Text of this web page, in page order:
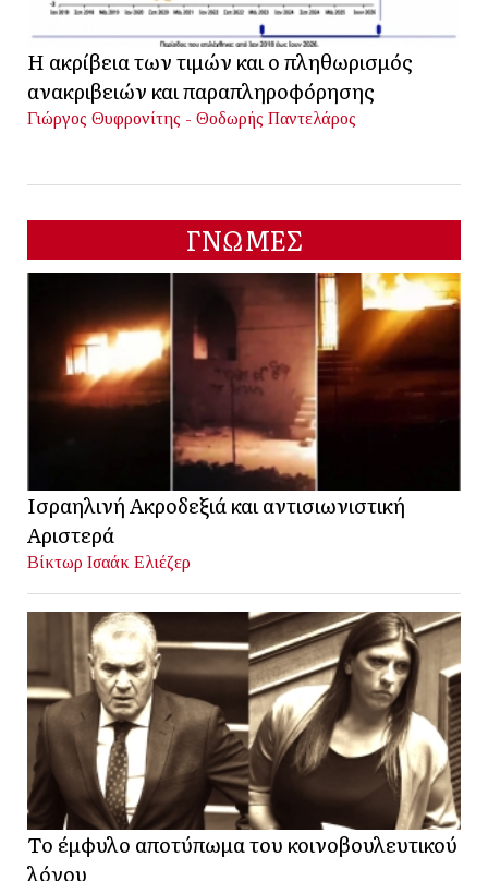
Η ακρίβεια των τιμών και ο πληθωρισμός
ανακριβειών και παραπληροφόρησης
Γιώργος Θυφρονίτης - Θοδωρής Παντελάρος
ΓΝΩΜΕΣ
Ισραηλινή Ακροδεξιά και αντισιωνιστική
Αριστερά
Βίκτωρ Ισαάκ Ελιέζερ
Το έμφυλο αποτύπωμα του κοινοβουλευτικού
λόγου